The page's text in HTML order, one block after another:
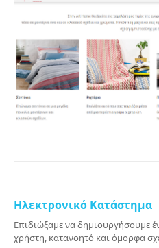
Ηλεκτρονικό Κατάστημα
Επιδιώξαμε να δημιουργήσουμε
χρήστη, κατανοητό και όμορφα